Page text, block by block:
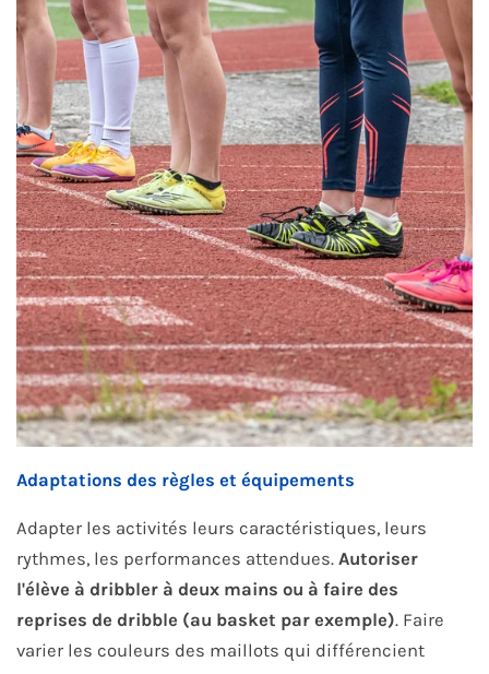
Adaptations des règles et équipements
Adapter les activités leurs caractéristiques, leurs
rythmes, les performances attendues. Autoriser
l'élève à dribbler à deux mains ou à faire des
reprises de dribble (au basket par exemple). Faire
varier les couleurs des maillots qui différencient